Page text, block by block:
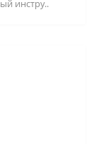
инстру..